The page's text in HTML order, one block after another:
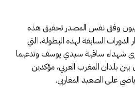
وفق نفس المصدر تحقيق هذه
الدورات السابقة لهذه البطولة، التي
شهداء ساقية سيدي يوسف وتدعيما
بين بلدان المغرب العربي، مؤكدين
على الصعيد المغاربي.